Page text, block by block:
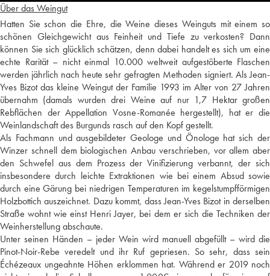
Über das Weingut
Hatten Sie schon die Ehre, die Weine dieses Weinguts mit einem so
schönen Gleichgewicht aus Feinheit und Tiefe zu verkosten? Dann
können Sie sich glücklich schätzen, denn dabei handelt es sich um eine
echte Rarität – nicht einmal 10.000 weltweit aufgestöberte Flaschen
werden jährlich nach heute sehr gefragten Methoden signiert. Als Jean-
Yves Bizot das kleine Weingut der Familie 1993 im Alter von 27 Jahren
übernahm (damals wurden drei Weine auf nur 1,7 Hektar großen
Rebflächen der Appellation Vosne-Romanée hergestellt), hat er die
Weinlandschaft des Burgunds rasch auf den Kopf gestellt.
Als Fachmann und ausgebildeter Geologe und Önologe hat sich der
Winzer schnell dem biologischen Anbau verschrieben, vor allem aber
den Schwefel aus dem Prozess der Vinifizierung verbannt, der sich
insbesondere durch leichte Extraktionen wie bei einem Absud sowie
durch eine Gärung bei niedrigen Temperaturen im kegelstumpfförmigen
Holzbottich auszeichnet. Dazu kommt, dass Jean-Yves Bizot in derselben
Straße wohnt wie einst Henri Jayer, bei dem er sich die Techniken der
Weinherstellung abschaute.
Unter seinen Händen – jeder Wein wird manuell abgefüllt – wird die
Pinot-Noir-Rebe veredelt und ihr Ruf gepriesen. So sehr, dass sein
Échézeaux ungeahnte Höhen erklommen hat. Während er 2019 noch